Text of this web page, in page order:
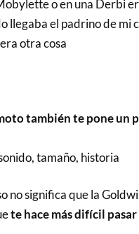
o en una Derbi
llegaba el padrino de mi
otra cosa
también te pone un
tamaño, historia
no significa que la
te hace más difícil